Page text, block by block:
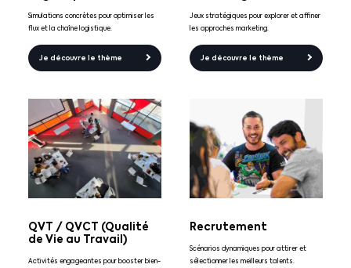
Simulations concrètes pour optimiser les
flux et la chaîne logistique.
Je découvre le thème
Jeux stratégiques pour explorer et affiner
les approches marketing.
Je découvre le thème
QVT / QVCT (Qualité
de Vie au Travail)
Activités engageantes pour booster bien-
Recrutement
Scénarios dynamiques pour attirer et
sélectionner les meilleurs talents.